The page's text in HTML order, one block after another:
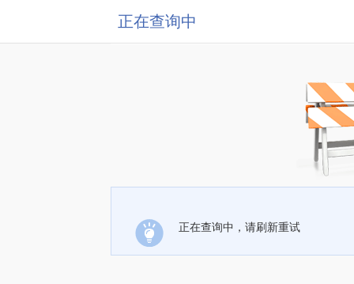
正在查询中
正在查询中，请刷新重试